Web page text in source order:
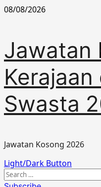
Skip
08/08/2026
Jawatan
Kerajaan
Swasta
Jawatan Kosong 2026
Primary
Menu
Light/Dark Button
Search
for: